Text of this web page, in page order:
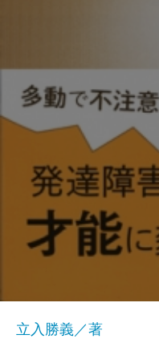
立入勝義／著